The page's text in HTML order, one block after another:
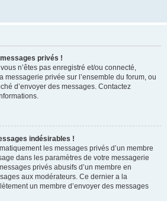
privés !
n’êtes pas enregistré et/ou connecté,
messagerie privée sur l’ensemble du forum, ou
d’envoyer des messages. Contactez
indésirables !
les messages privés d’un membre
dans les paramètres de votre messagerie
privés abusifs d’un membre en
aux modérateurs. Ce dernier a la
un membre d’envoyer des messages